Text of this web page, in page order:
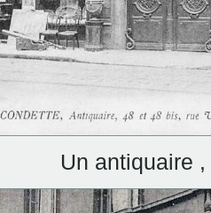
Un antiquaire